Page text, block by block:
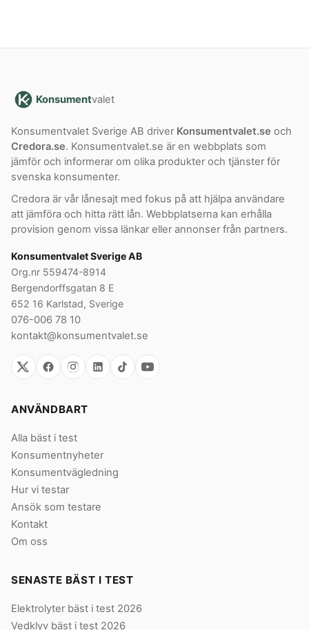
Konsumentvalet
Konsumentvalet Sverige AB driver Konsumentvalet.se och
Credora.se. Konsumentvalet.se är en webbplats som
jämför och informerar om olika produkter och tjänster för
svenska konsumenter.
Credora är vår lånesajt med fokus på att hjälpa användare
att jämföra och hitta rätt lån. Webbplatserna kan erhålla
provision genom vissa länkar eller annonser från partners.
Konsumentvalet Sverige AB
Org.nr 559474-8914
Bergendorffsgatan 8 E
652 16 Karlstad, Sverige
076-006 78 10
kontakt@konsumentvalet.se
ANVÄNDBART
Alla bäst i test
Konsumentnyheter
Konsumentvägledning
Hur vi testar
Ansök som testare
Kontakt
Om oss
SENASTE BÄST I TEST
Elektrolyter bäst i test 2026
Vedklyv bäst i test 2026